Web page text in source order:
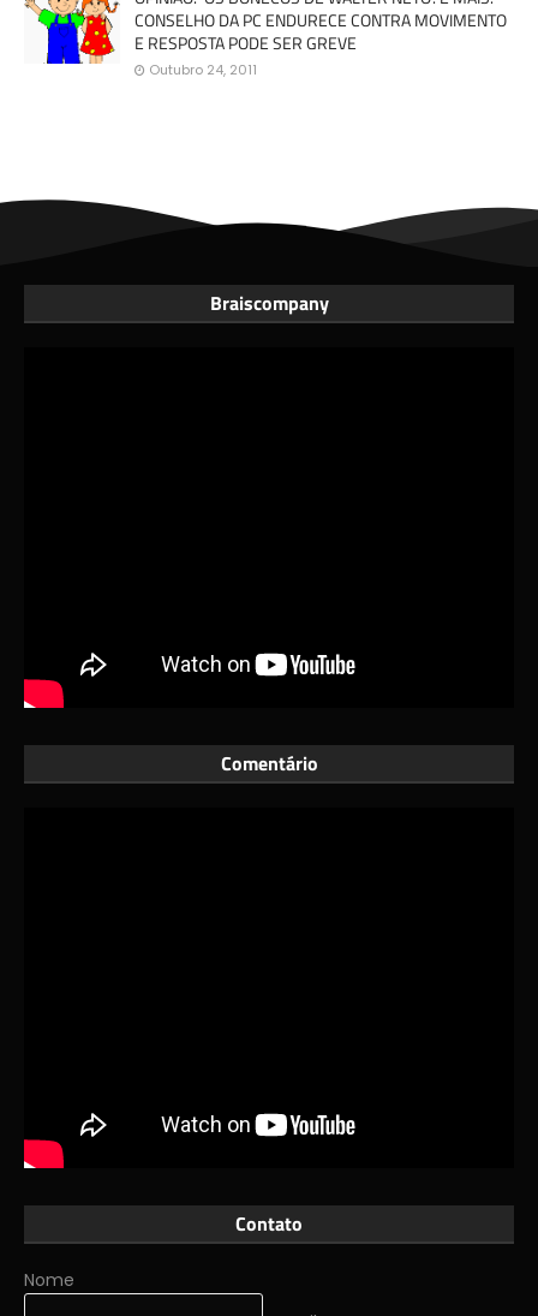
CONSELHO DA PC ENDURECE CONTRA MOVIMENTO
E RESPOSTA PODE SER GREVE
Outubro 24, 2011
Braiscompany
Comentário
Contato
Nome